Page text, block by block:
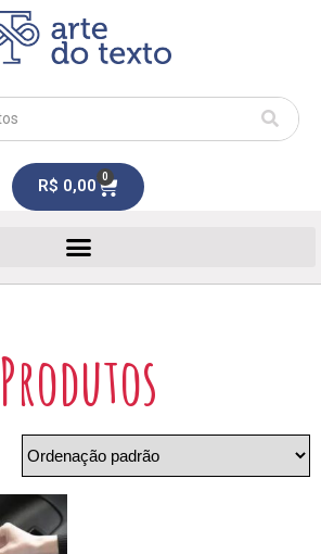
R$ 0,00 0
Produtos